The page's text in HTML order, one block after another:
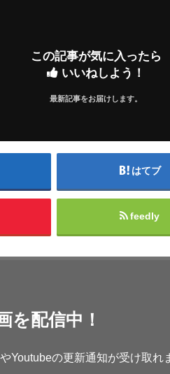
この記事が気に入ったら
いいねしよう！
最新記事をお届けします。
はてブ
feedly
を配信中！
Youtubeの更新通知が受け取れ